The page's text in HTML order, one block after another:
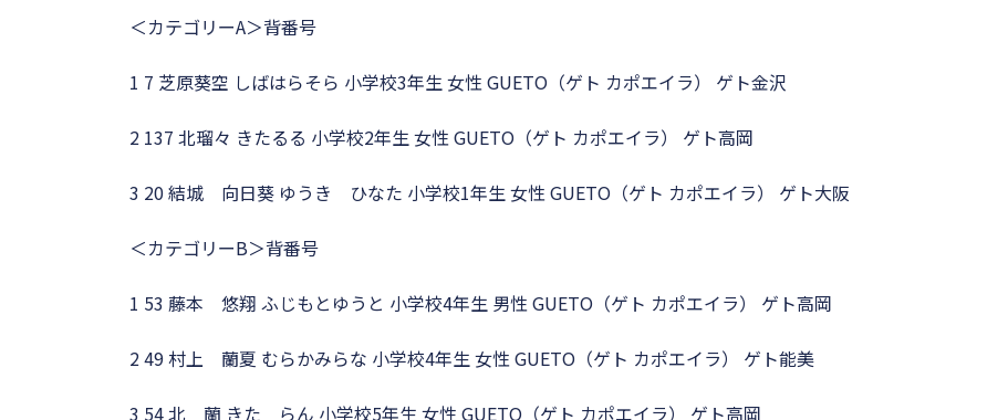
＜カテゴリーA＞背番号
1 7 芝原葵空 しばはらそら 小学校3年生 女性 GUETO（ゲト カポエイラ） ゲト金沢
2 137 北瑠々 きたるる 小学校2年生 女性 GUETO（ゲト カポエイラ） ゲト高岡
3 20 結城 向日葵 ゆうき ひなた 小学校1年生 女性 GUETO（ゲト カポエイラ） ゲト大阪
＜カテゴリーB＞背番号
1 53 藤本 悠翔 ふじもとゆうと 小学校4年生 男性 GUETO（ゲト カポエイラ） ゲト高岡
2 49 村上 蘭夏 むらかみらな 小学校4年生 女性 GUETO（ゲト カポエイラ） ゲト能美
3 54 北 蘭 きた らん 小学校5年生 女性 GUETO（ゲト カポエイラ） ゲト高岡